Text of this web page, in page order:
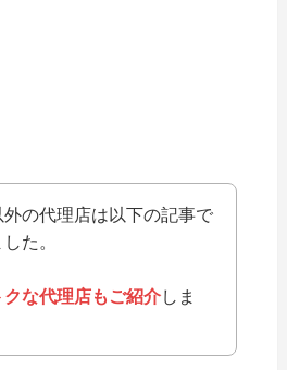
外の代理店は以下の記事で
た。
な代理店もご紹介しま